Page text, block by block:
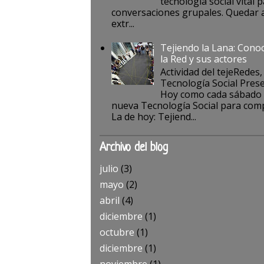
conversaciones grupales. Quedar
extr...
Tejiendo la Lana:
la Red y sus actores
Actividad del tejeRedes,
Tecnología Social
Hoy como cada
nueva Tecnología Social para
La de hoy: Tejiend...
Archivo del blog
julio (3)
mayo (2)
abril (4)
diciembre (1)
octubre (1)
diciembre (1)